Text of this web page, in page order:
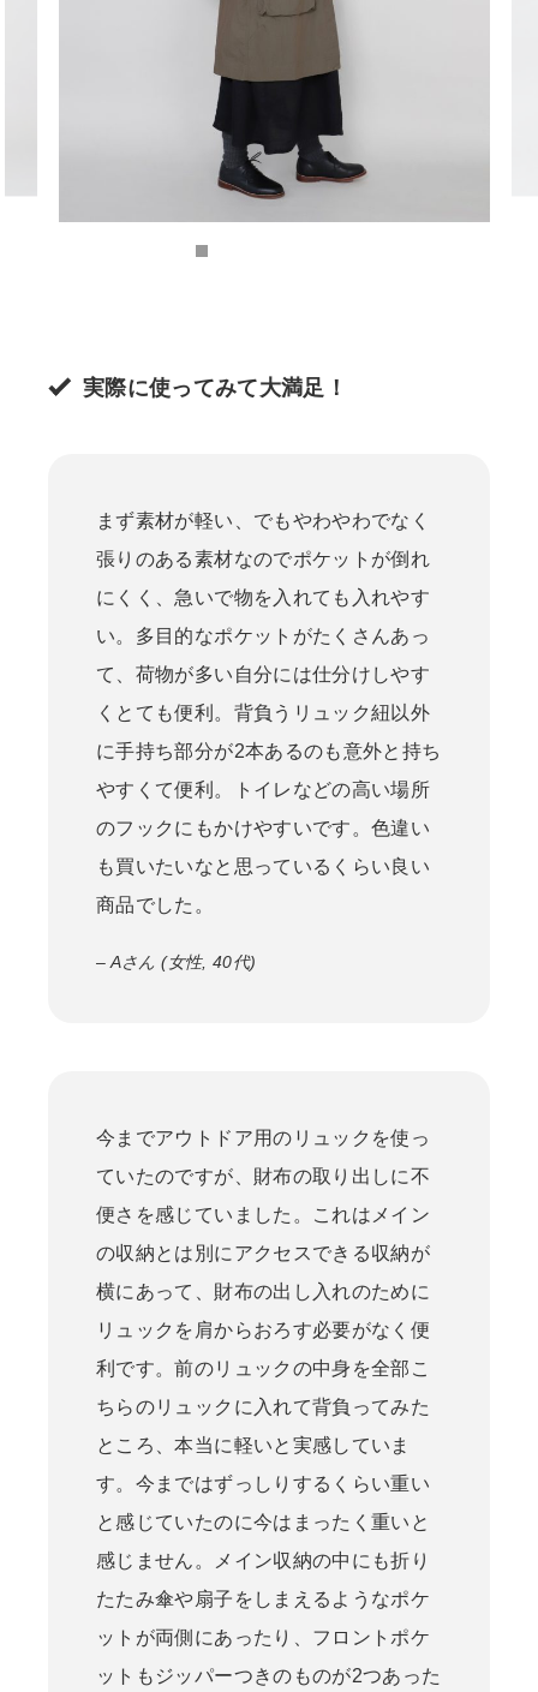
実際に使ってみて大満足！
まず素材が軽い、でもやわやわでなく
張りのある素材なのでポケットが倒れ
にくく、急いで物を入れても入れやす
い。多目的なポケットがたくさんあっ
て、荷物が多い自分には仕分けしやす
くとても便利。背負うリュック紐以外
に手持ち部分が2本あるのも意外と持ち
やすくて便利。トイレなどの高い場所
のフックにもかけやすいです。色違い
も買いたいなと思っているくらい良い
商品でした。
– Aさん (女性, 40代)
今までアウトドア用のリュックを使っ
ていたのですが、財布の取り出しに不
便さを感じていました。これはメイン
の収納とは別にアクセスできる収納が
横にあって、財布の出し入れのために
リュックを肩からおろす必要がなく便
利です。前のリュックの中身を全部こ
ちらのリュックに入れて背負ってみた
ところ、本当に軽いと実感していま
す。今まではずっしりするくらい重い
と感じていたのに今はまったく重いと
感じません。メイン収納の中にも折り
たたみ傘や扇子をしまえるようなポケ
ットが両側にあったり、フロントポケ
ットもジッパーつきのものが2つあった